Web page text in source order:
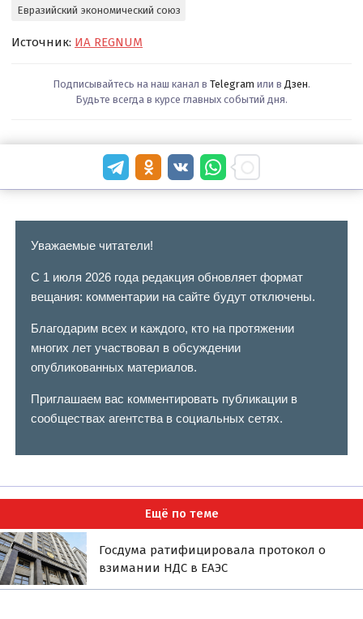
Евразийский экономический союз
Источник: ИА REGNUM
Подписывайтесь на наш канал в Telegram или в Дзен.
Будьте всегда в курсе главных событий дня.
Уважаемые читатели!
С 1 июля 2026 года редакция обновляет формат
вещания: комментарии на сайте будут отключены.
Благодарим всех и каждого, кто на протяжении
многих лет участвовал в обсуждении
опубликованных материалов.
Приглашаем вас комментировать публикации в
сообществах агентства в социальных сетях.
Ещё по теме
Госдума ратифицировала протокол о
взимании НДС в ЕАЭС